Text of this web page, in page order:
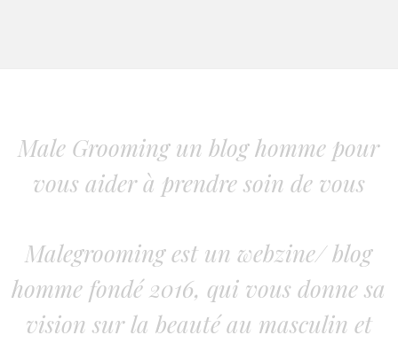
Male Grooming un blog homme pour
vous aider à prendre soin de vous
Malegrooming est un webzine/ blog
homme fondé 2016, qui vous donne sa
vision sur la beauté au masculin et